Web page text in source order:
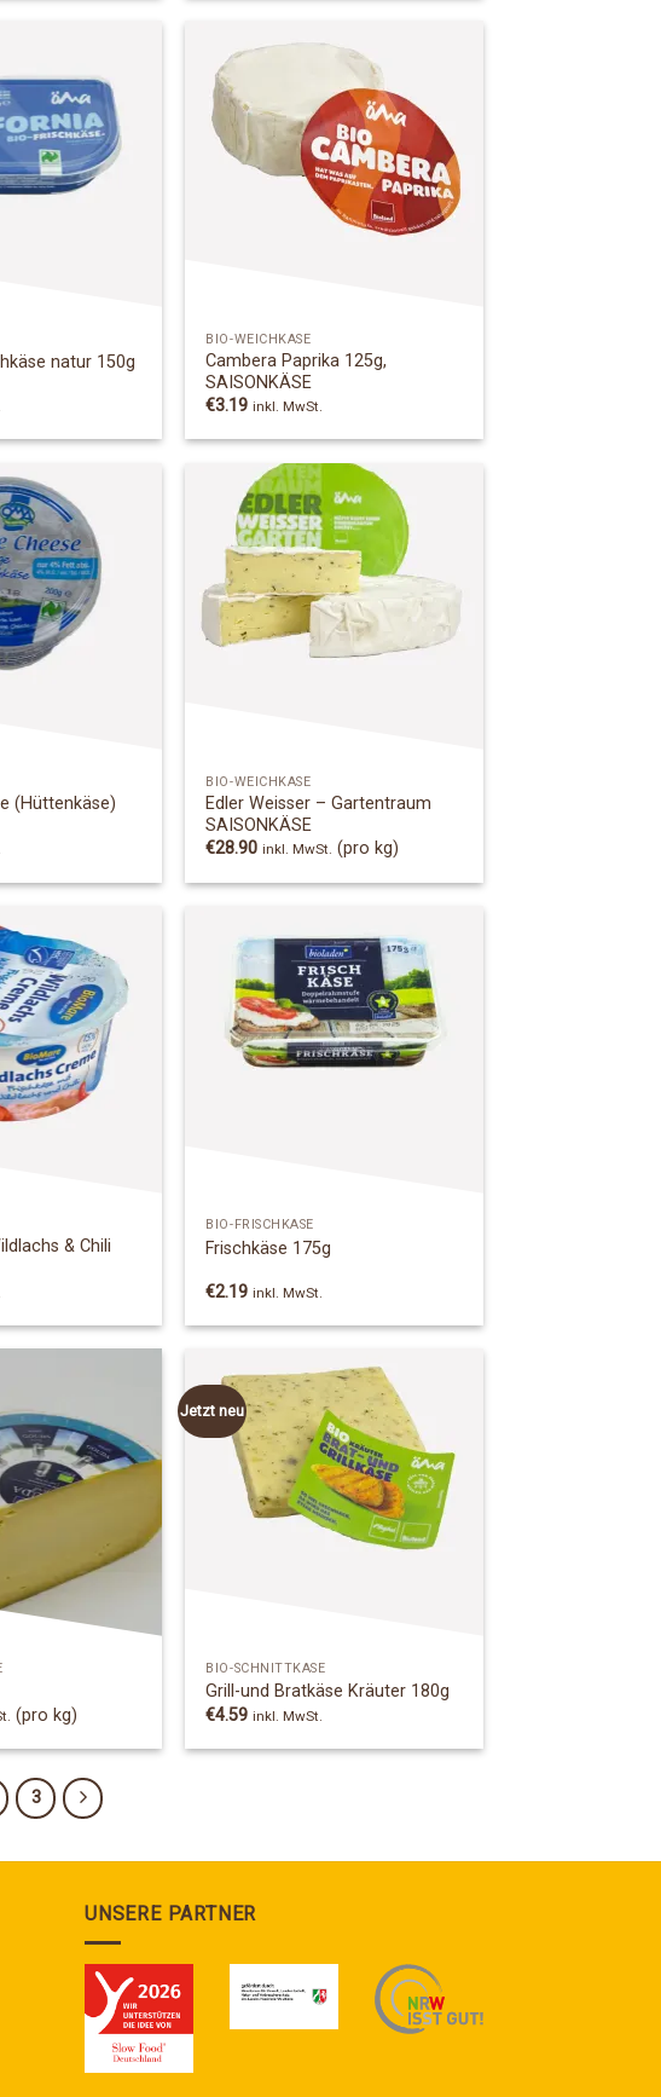
Add to
Wishlist
natur 150g
Add to
Wishlist
BIO-WEICHKÄSE
Cambera Paprika 125g,
SAISONKÄSE
€3.19 inkl. MwSt.
Add to
Wishlist
(Hüttenkäse)
Wishlist
BIO-WEICHKÄSE
Edler Weisser – Gartentraum
SAISONKÄSE
€28.90 inkl. MwSt. (pro kg)
Add to
Wishlist
& Chili
Add to
Wishlist
BIO-FRISCHKÄSE
Frischkäse 175g
€2.19 inkl. MwSt.
Add to
Wishlist
(pro kg)
Jetzt neu
Add to
Wishlist
BIO-SCHNITTKÄSE
Grill-und Bratkäse Kräuter 180g
€4.59 inkl. MwSt.
3
UNSERE PARTNER